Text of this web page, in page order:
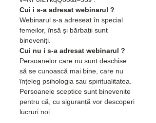
Cui i s-a adresat webinarul ?
Webinarul s-a adreseat în special
femeilor, însă și bărbații sunt
bineveniți.
Cui nu i s-a adresat webinarul ?
Persoanelor care nu sunt deschise
să se cunoască mai bine, care nu
înțeleg psihologia sau spiritualitatea.
Persoanele sceptice sunt binevenite
pentru că, cu siguranță vor descoperi
lucruri noi.